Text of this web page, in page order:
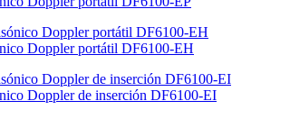
Doppler portátil DF6100-EH
Doppler de inserción DF6100-EI